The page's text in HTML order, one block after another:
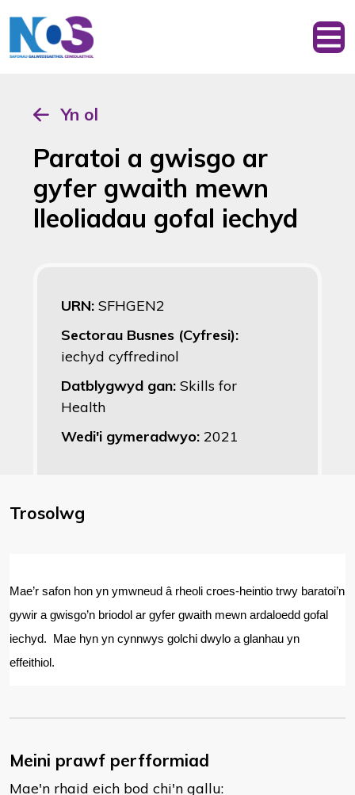
Yn ol
Paratoi a gwisgo ar
gyfer gwaith mewn
lleoliadau gofal iechyd
URN: SFHGEN2
Sectorau Busnes (Cyfresi):
iechyd cyffredinol
Datblygwyd gan: Skills for
Health
Wedi'i gymeradwyo: 2021
Trosolwg
Mae’r safon hon yn ymwneud â rheoli croes-heintio trwy baratoi’n
gywir a gwisgo’n briodol ar gyfer gwaith mewn ardaloedd gofal
iechyd. Mae hyn yn cynnwys golchi dwylo a glanhau yn
effeithiol.
Meini prawf perfformiad
Mae'n rhaid eich bod chi'n gallu: